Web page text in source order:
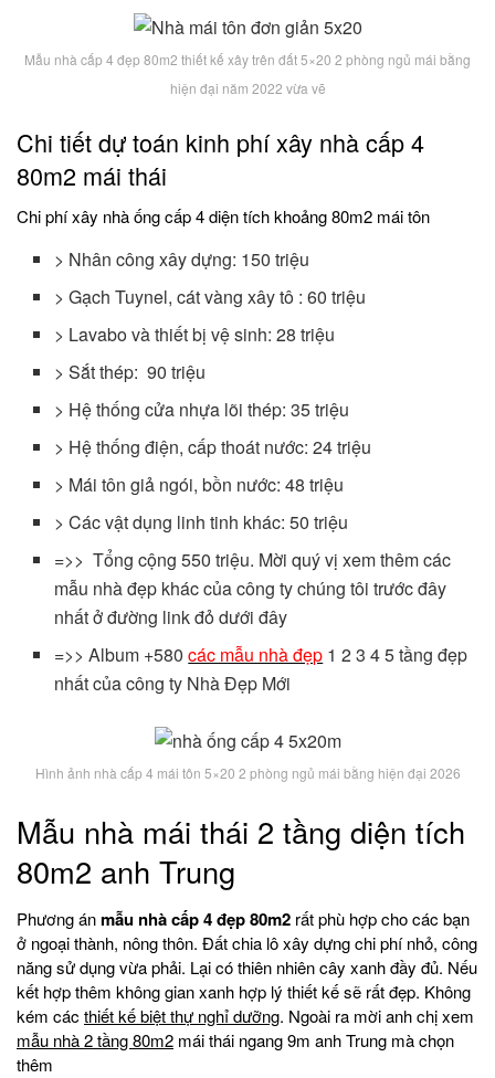
Mẫu nhà cấp 4 đẹp 80m2 thiết kế xây trên đất 5×20 2 phòng ngủ mái bằng
hiện đại năm 2022 vừa vẽ
Chi tiết dự toán kinh phí xây nhà cấp 4
80m2 mái thái
Chi phí xây nhà ống cấp 4 diện tích khoảng 80m2 mái tôn
> Nhân công xây dựng: 150 triệu
> Gạch Tuynel, cát vàng xây tô : 60 triệu
> Lavabo và thiết bị vệ sinh: 28 triệu
> Sắt thép: 90 triệu
> Hệ thống cửa nhựa lõi thép: 35 triệu
> Hệ thống điện, cấp thoát nước: 24 triệu
> Mái tôn giả ngói, bồn nước: 48 triệu
> Các vật dụng linh tinh khác: 50 triệu
=>> Tổng cộng 550 triệu. Mời quý vị xem thêm các
mẫu nhà đẹp khác của công ty chúng tôi trước đây
nhất ở đường link đỏ dưới đây
=>> Album +580các mẫu nhà đẹp 1 2 3 4 5 tầng đẹp
nhất của công ty Nhà Đẹp Mới
Hình ảnh nhà cấp 4 mái tôn 5×20 2 phòng ngủ mái bằng hiện đại 2026
Mẫu nhà mái thái 2 tầng diện tích
80m2 anh Trung
Phương ánmẫu nhà cấp 4 đẹp 80m2 rất phù hợp cho các bạn
ở ngoại thành, nông thôn. Đất chia lô xây dựng chi phí nhỏ, công
năng sử dụng vừa phải. Lại có thiên nhiên cây xanh đầy đủ. Nếu
kết hợp thêm không gian xanh hợp lý thiết kế sẽ rất đẹp. Không
kém các thiết kế biệt thự nghỉ dưỡng. Ngoài ra mời anh chị xem
mẫu nhà 2 tầng 80m2 mái thái ngang 9m anh Trung mà chọn
thêm